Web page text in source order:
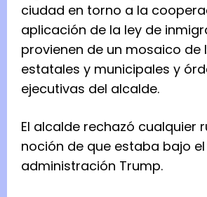
ciudad en torno a la
aplicación de la ley de
provienen de un mosaico de
estatales y municipales y
ejecutivas del alcalde.
El alcalde rechazó cualquier
noción de que estaba bajo
administración Trump.